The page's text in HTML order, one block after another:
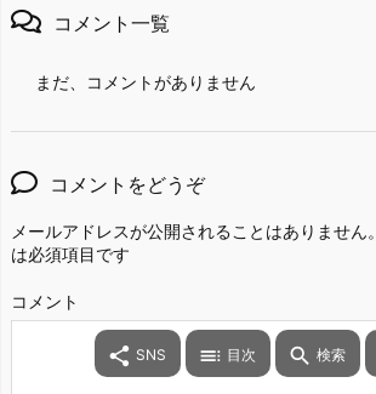
コメント一覧
まだ、コメントがありません
コメントをどうぞ
メールアドレスが公開されることはありません。
は必須項目です
コメント
 SNS  目次  検索